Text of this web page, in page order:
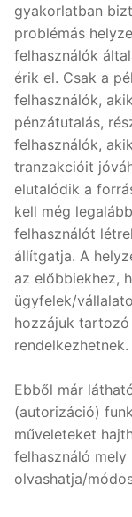
gyakorlatban
problémás
felhasználók
érik el. Csak a
felhasználók,
pénzátutalás,
felhasználók,
tranzakcióit
elutalódik a
kell még
felhasználót
állítgatja. A
az előbbiekhez,
ügyfelek/
hozzájuk
rendelkezhetnek.
Ebből már
(autorizáció)
műveleteket
felhasználó
olvashatja/